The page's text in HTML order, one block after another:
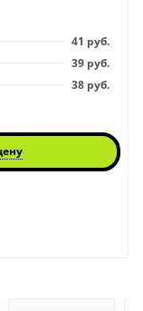
41 руб.
39 руб.
38 руб.